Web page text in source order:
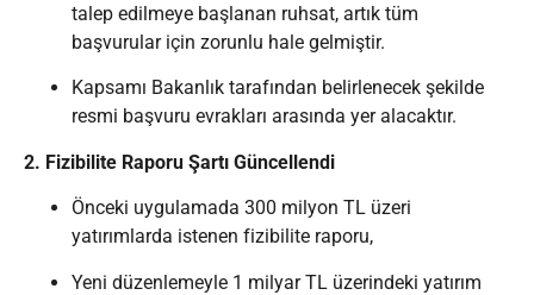
talep edilmeye başlanan ruhsat, artık tüm
başvurular için zorunlu hale gelmiştir.
Kapsamı Bakanlık tarafından belirlenecek şekilde
resmi başvuru evrakları arasında yer alacaktır.
2. Fizibilite Raporu Şartı Güncellendi
Önceki uygulamada 300 milyon TL üzeri
yatırımlarda istenen fizibilite raporu,
Yeni düzenlemeyle 1 milyar TL üzerindeki yatırım